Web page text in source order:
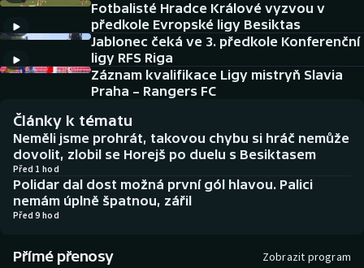
DALŠÍ SPORTY
Americký fotbal
Baseball a softbal
Basketbal
Biatlon
Boby a skeleton
Box
NEPŘEHLÉDNĚTE
Historické návraty
Aplikace ČT sport
AZ kvíz
Fotbalisté Hradce Králové vyzvou v
předkole Evropské ligy Besiktas
Jablonec čeká ve 3. předkole Konferenční
ligy RFS Riga
Záznam kvalifikace Ligy mistryň Slavia
Praha – Rangers FC
Články k tématu
Neměli jsme prohrát, takovou chybu si hráč nemůže
dovolit, zlobil se Horejš po duelu s Besiktasem
Před 1 hod
Polidar dal dost možná první gól hlavou. Palici
nemám úplně špatnou, zářil
Před 9 hod
Přímé přenosy Zobrazit program